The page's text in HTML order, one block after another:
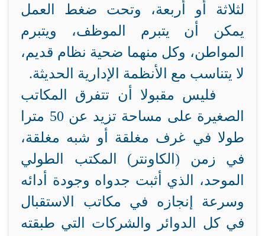
لثلاثة أو أربعة، وتحت ضغط العمل
يمكن أن يتبرم الموظف، ويتبرم
المواطن، وكل منهما ضحية نظام قديم،
لا يتناسب مع الأنظمة الإدارية الحديثة.
فليس مقبولا أن تتفرق المكاتب
الصغيرة على مساحة تزيد عن 50 مترا
طولا في غرف مغلقة أو شبه مغلقة،
في زمن (الكاونتر) المكتب الطولي
الموحد، الذي أثبت جدواه وجودة أدائه
وسرعة إنجازه في مكاتب الاستقبال
في كل الدوائر والشركات التي طبقته